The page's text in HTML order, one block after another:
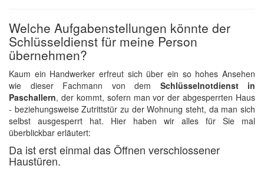
Welche Aufgabenstellungen könnte der
Schlüsseldienst für meine Person
übernehmen?
Kaum ein Handwerker erfreut sich über ein so hohes Ansehen
wie dieser Fachmann von dem Schlüsselnotdienst in
Paschallern, der kommt, sofern man vor der abgesperrten Haus
- beziehungsweise Zutrittstür zu der Wohnung steht, da man sich
selbst ausgesperrt hat. Hier haben wir alles für Sie mal
überblickbar erläutert:
Da ist erst einmal das Öffnen verschlossener
Haustüren.